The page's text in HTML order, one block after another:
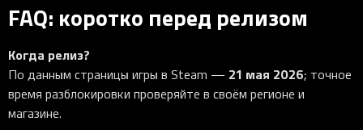
FAQ: коротко перед релизом
Когда релиз?
По данным страницы игры в Steam — 21 мая 2026; точное
время разблокировки проверяйте в своём регионе и
магазине.